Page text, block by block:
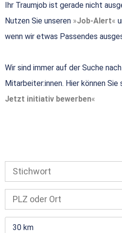
Ihr Traumjob ist gerade nicht
Nutzen Sie unseren
Job-Alert
wenn wir etwas Passendes
Wir sind immer auf der Suche
Mitarbeiter:innen. Hier können
Jetzt initiativ bewerben
30 km